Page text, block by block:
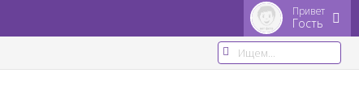
Привет
Гость